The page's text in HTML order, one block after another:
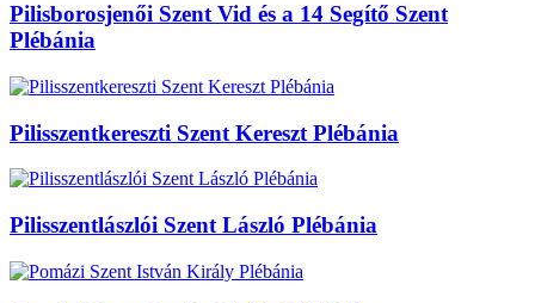
Pilisborosjenői Szent Vid és a 14 Segítő Szent
Plébánia
Pilisszentkereszti Szent Kereszt Plébánia
Pilisszentlászlói Szent László Plébánia